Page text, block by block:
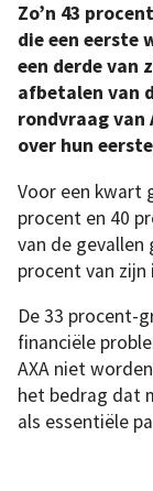
Zo’n 43
die een eerste
een derde van
afbetalen van
rondvraag van
over hun
Voor een kwart
procent en 40
van de gevallen
procent van zijn
De 33 procent-
financiële
AXA niet
het bedrag dat
als essentiële